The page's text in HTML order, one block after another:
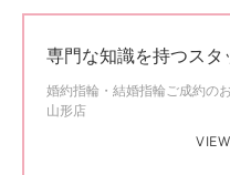
専門な知識を持つスタ
婚約指輪・結婚指輪ご成約の
山形店